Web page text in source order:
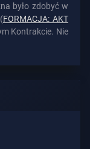
było zdobyć w
FORMACJA: AKT
Kontrakcie. Nie